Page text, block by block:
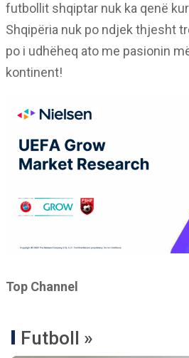
futbollit shqiptar nuk ka qenë
Shqipëria nuk po ndjek thjesht
po i udhëheq ato me pasionin
kontinent!
Top Channel
Futboll »